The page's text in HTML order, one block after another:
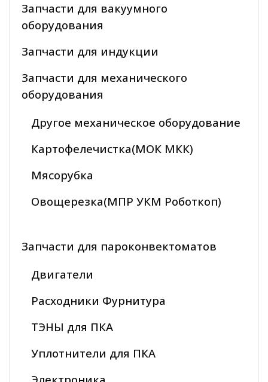
Запчасти для вакуумного
оборудования
Запчасти для индукции
Запчасти для механического
оборудования
Другое механическое оборудование
Картофелечистка(МОК МКК)
Мясорубка
Овощерезка(МПР УКМ Роботкоп)
Запчасти для пароконвектоматов
Двигатели
Расходники Фурнитура
ТЭНЫ для ПКА
Уплотнители для ПКА